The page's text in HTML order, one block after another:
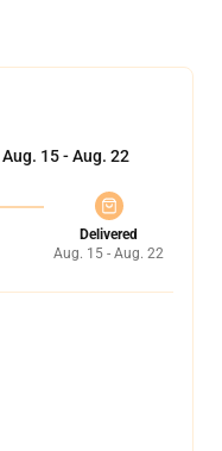
Aug. 15 - Aug. 22
Delivered
Aug. 15 - Aug. 22